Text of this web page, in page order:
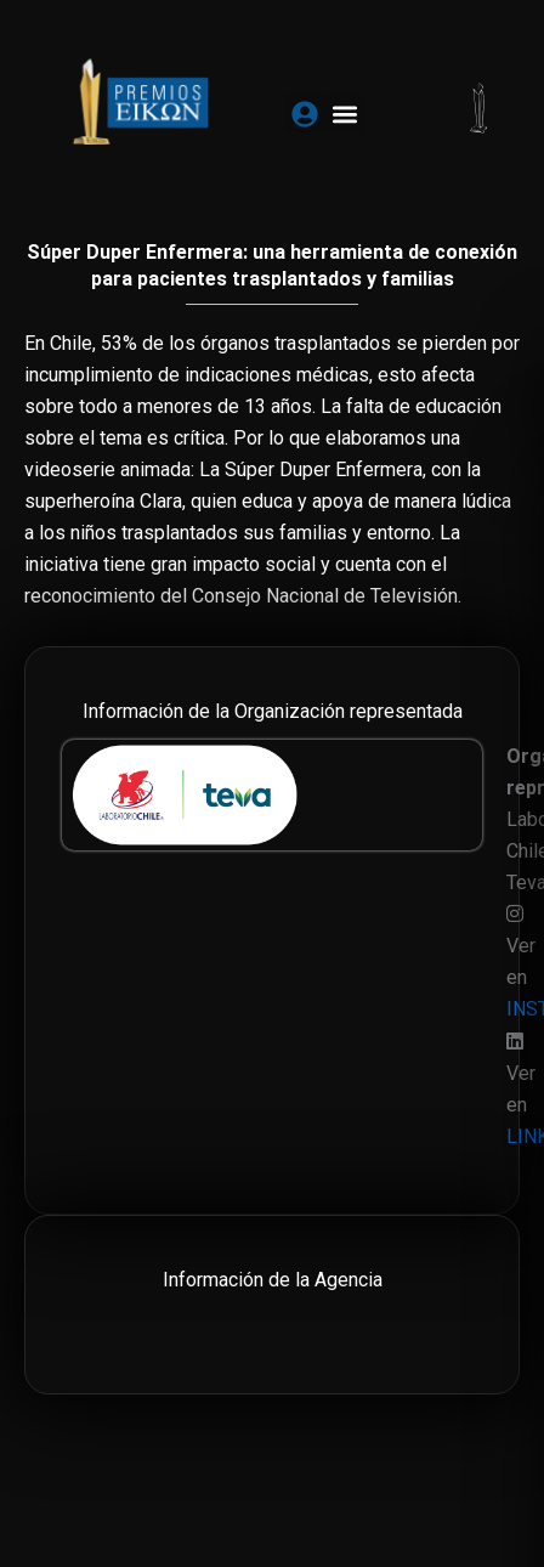
contenido
Súper Duper Enfermera: una herramienta de conexión
para pacientes trasplantados y familias
En Chile, 53% de los órganos trasplantados se pierden por
incumplimiento de indicaciones médicas, esto afecta
sobre todo a menores de 13 años. La falta de educación
sobre el tema es crítica. Por lo que elaboramos una
videoserie animada: La Súper Duper Enfermera, con la
superheroína Clara, quien educa y apoya de manera lúdica
a los niños trasplantados sus familias y entorno. La
iniciativa tiene gran impacto social y cuenta con el
reconocimiento del Consejo Nacional de Televisión.
Información de la Organización representada
Ver
en
Ver
en
Información de la Agencia